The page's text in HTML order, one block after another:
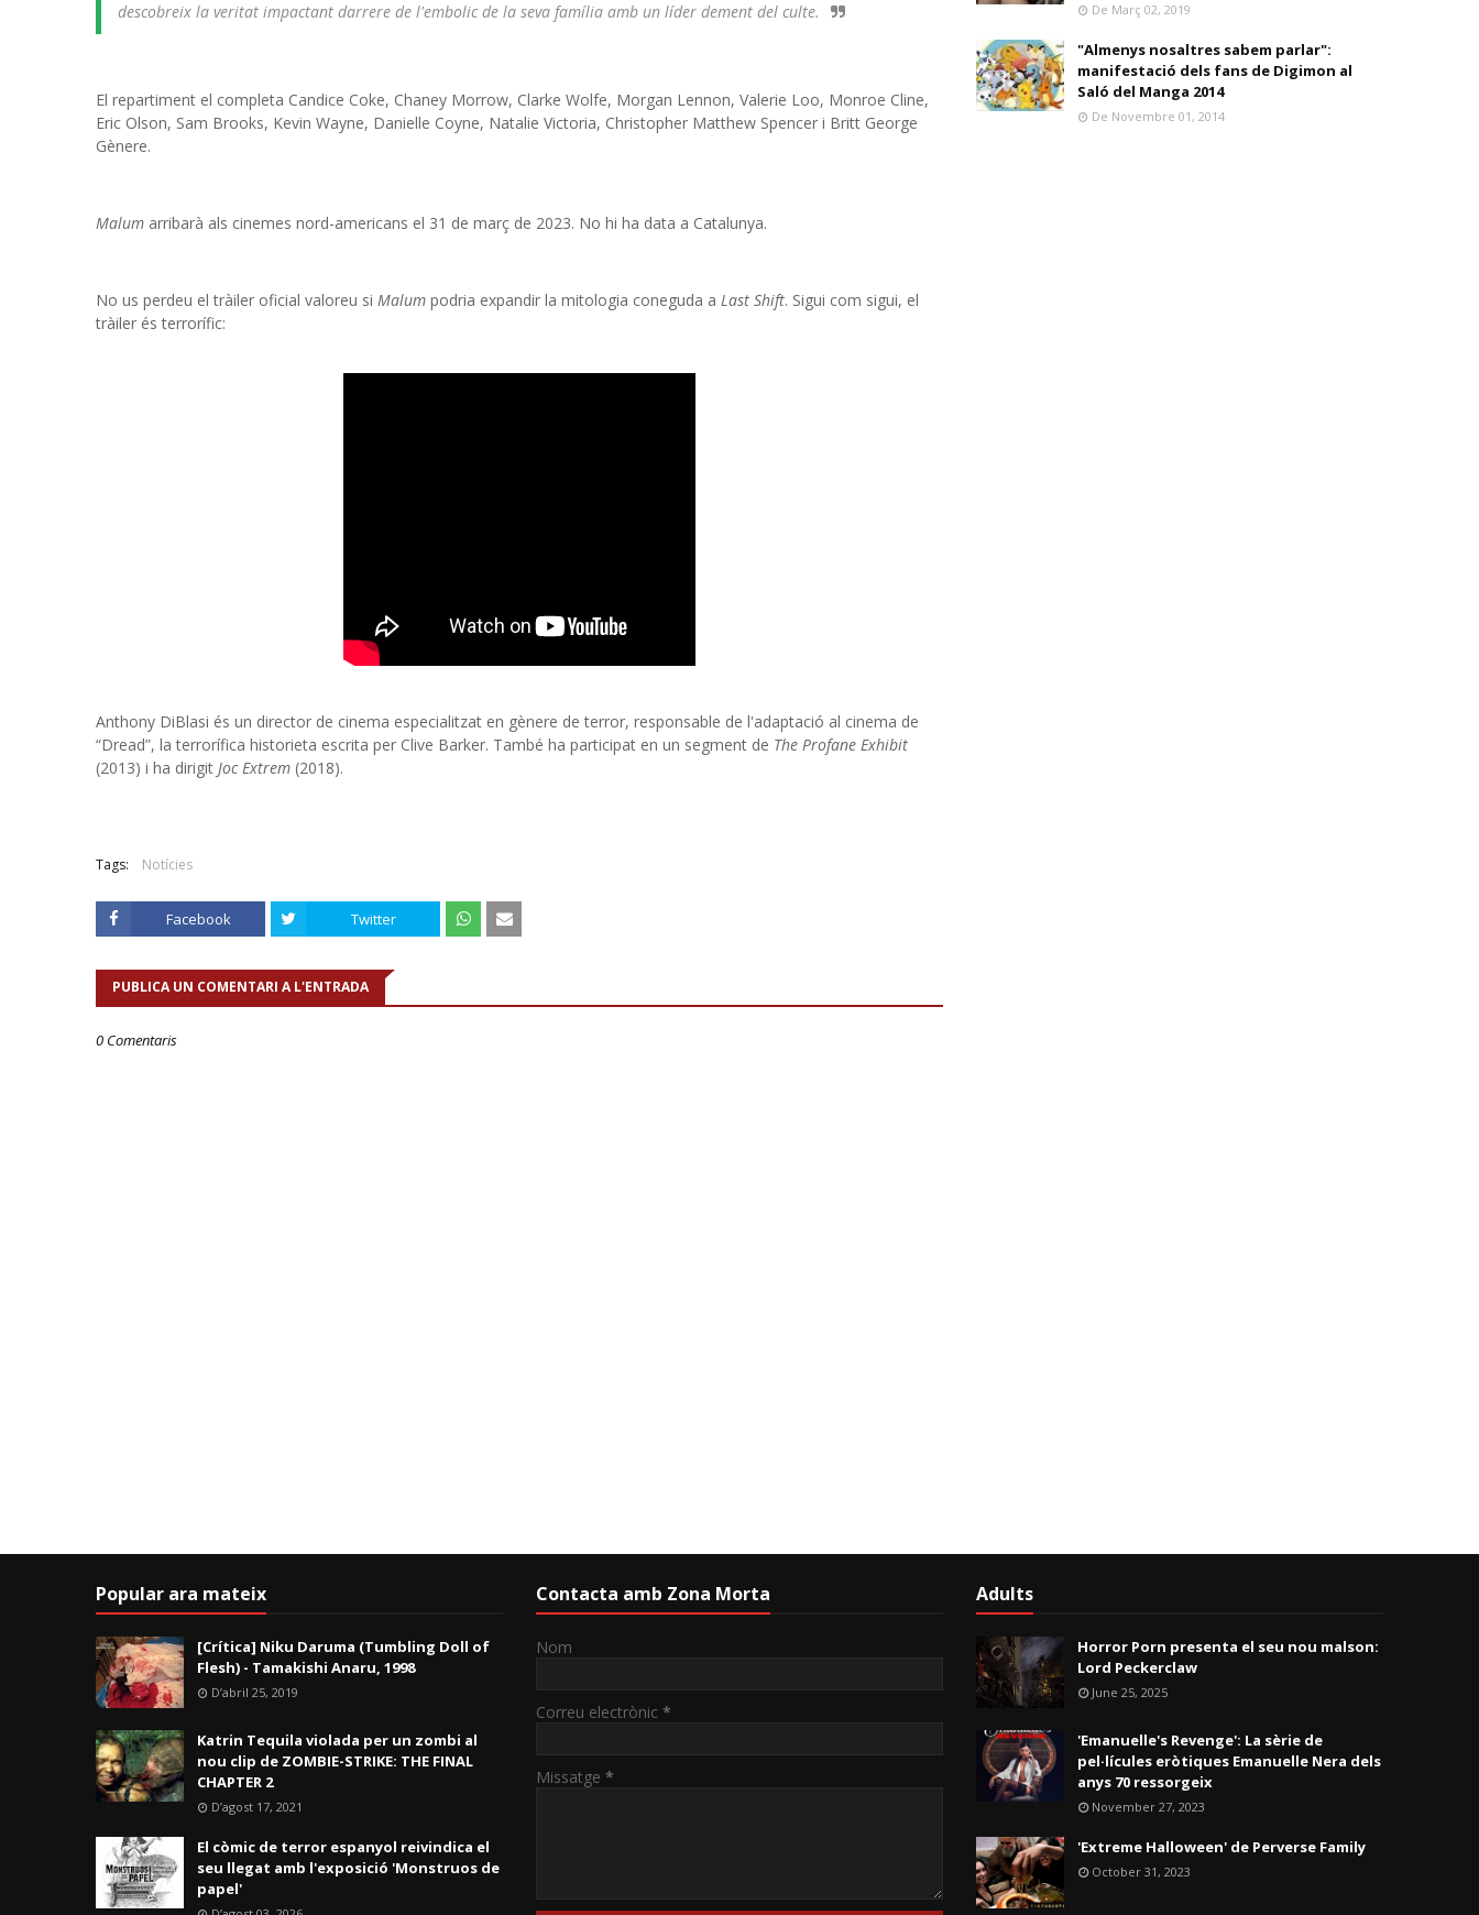
descobreix la veritat impactant darrere de l'embolic de la seva família amb un líder dement del culte.
El repartiment el completa Candice Coke, Chaney Morrow, Clarke Wolfe, Morgan Lennon, Valerie Loo, Monroe Cline,
Eric Olson, Sam Brooks, Kevin Wayne, Danielle Coyne, Natalie Victoria, Christopher Matthew Spencer i Britt George
Gènere.
Malum arribarà als cinemes nord-americans el 31 de març de 2023. No hi ha data a Catalunya.
No us perdeu el tràiler oficial valoreu si Malum podria expandir la mitologia coneguda a Last Shift. Sigui com sigui, el
tràiler és terrorífic:
Anthony DiBlasi és un director de cinema especialitzat en gènere de terror, responsable de l'adaptació al cinema de
“Dread”, la terrorífica historieta escrita per Clive Barker. També ha participat en un segment de The Profane Exhibit
(2013) i ha dirigit Joc Extrem (2018).
Tags: Notícies
Facebook Twitter
PUBLICA UN COMENTARI A L'ENTRADA
0 Comentaris
De Març 02, 2019
"Almenys nosaltres sabem parlar":
manifestació dels fans de Digimon al
Saló del Manga 2014
De Novembre 01, 2014
Popular ara mateix
[Crítica] Niku Daruma (Tumbling Doll of
Flesh) - Tamakishi Anaru, 1998
D’abril 25, 2019
Katrin Tequila violada per un zombi al
nou clip de ZOMBIE-STRIKE: THE FINAL
CHAPTER 2
D’agost 17, 2021
El còmic de terror espanyol reivindica el
seu llegat amb l'exposició 'Monstruos de
papel'
Contacta amb Zona Morta
Nom
Correu electrònic *
Missatge *
Adults
Horror Porn presenta el seu nou malson:
Lord Peckerclaw
June 25, 2025
'Emanuelle's Revenge': La sèrie de
pel·lícules eròtiques Emanuelle Nera dels
anys 70 ressorgeix
November 27, 2023
'Extreme Halloween' de Perverse Family
October 31, 2023